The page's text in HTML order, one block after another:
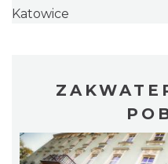
Katowice